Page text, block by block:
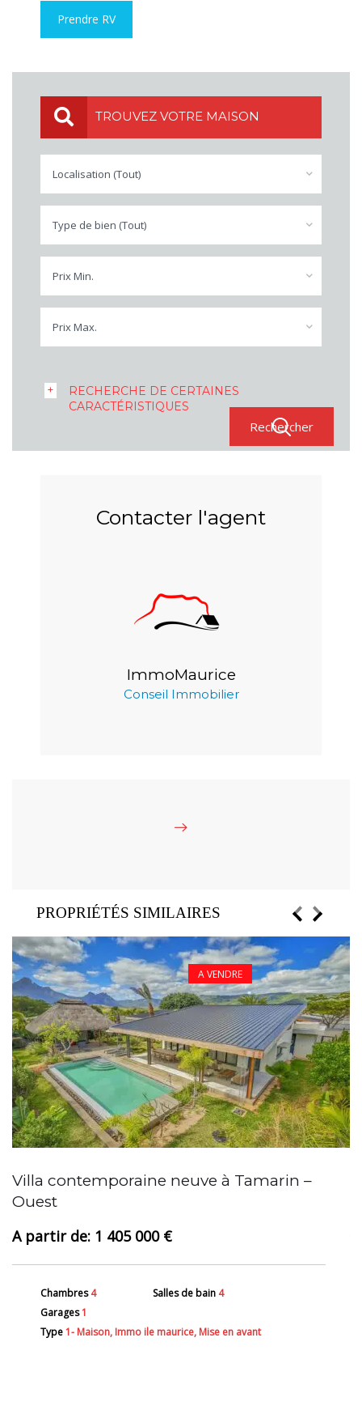
Prendre RV
TROUVEZ VOTRE MAISON
Localisation (Tout)
Type de bien (Tout)
Prix Min.
Prix Max.
RECHERCHE DE CERTAINES
CARACTÉRISTIQUES
Contacter l'agent
ImmoMaurice
Conseil Immobilier
PROPRIÉTÉS SIMILAIRES
Villa contemporaine neuve à Tamarin –
Ouest
1 405 000 €
A VENDRE
Chambres 4 Salles de bain 4
Garages1
Type1- Maison, Immo ile maurice, Mise en avant